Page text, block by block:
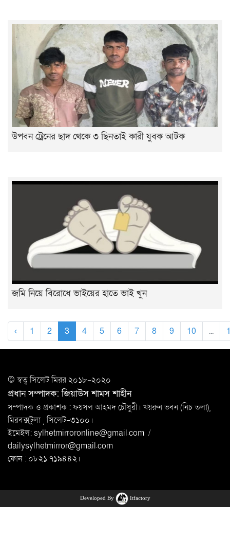
উপবন ট্রেনের ছাদ থেকে ৩ ছিনতাই কারী যুবক আটক
জমি নিয়ে বিরোধে ভাইয়ের হাতে ভাই খুন
‹ 1 2 3 4 5 6 7 8 9 10 ...
© স্বত্ব সি‌লেট মিরর ২০১৮-২০২০
প্রধান সম্পাদক: জিয়াউস শামস শাহীন
সম্পাদক ও প্রকাশক : ফয়সল আহমদ চৌধুরী। খয়রুন ভবন (নিচ তলা),
মিরবক্সটুলা ,সি‌লেট-৩১০০।
ইমেইল:sylhetmirroronline@gmail.com /
dailysylhetmirror@gmail.com
ফোন : ০৮২১ ৭১৯৪৪২।
Developed By Itfactory